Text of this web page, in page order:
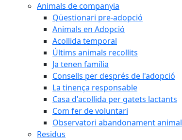
Animals de companyia
Qüestionari pre-adopció
Animals en Adopció
Acollida temporal
Últims animals recollits
Ja tenen família
Consells per després de l'adopció
La tinença responsable
Casa d'acollida per gatets lactants
Com fer de voluntari
Observatori abandonament animal
Residus